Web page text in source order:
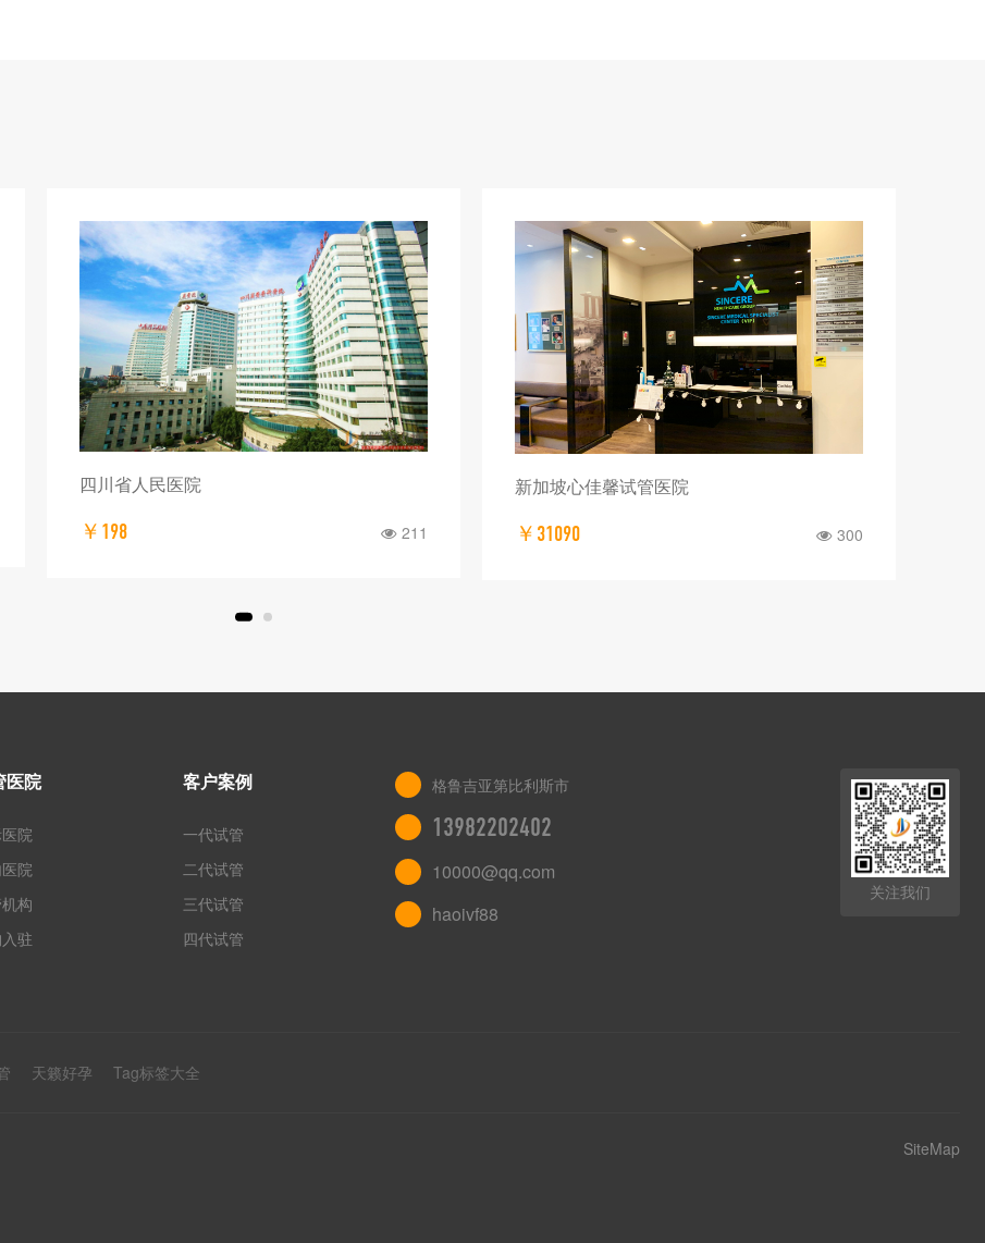
新加坡心佳馨试管医院
￥31090 300
柬埔寨隆都花国际生殖中心
￥1909 289
医院
院
院
构
驻
客户案例
一代试管
二代试管
三代试管
四代试管
格鲁吉亚第比利斯市
13982202402
10000@qq.com
haoivf88
关注我们
天籁好孕 Tag标签大全
SiteMap